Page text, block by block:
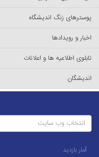
پوسترهای زنگ اندیشگاه
اخبار و رویدادها
تابلوی اطلاعیه ها و اعلانات
اندیشگان
انتخاب وب سایت
آمار بازدید